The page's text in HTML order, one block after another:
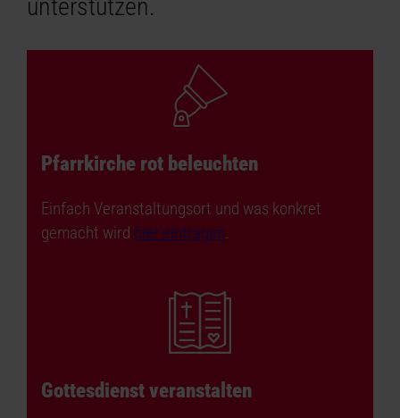
unterstützen.
Pfarrkirche rot beleuchten
Einfach Veranstaltungsort und was konkret
gemacht wird hier eintragen.
Gottesdienst veranstalten